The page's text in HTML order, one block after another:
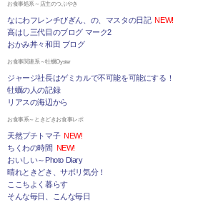
お食事処系～店主のつぶやき
なにわフレンチびぎん、の、マスタの日記 NEW!
高はし三代目のブログ マーク2
おかみ丼々和田 ブログ
お食事関連系～牡蠣Oyster
ジャージ社長はゲミカルで不可能を可能にする！
牡蠣の人の記録
リアスの海辺から
お食事系～ときどきお食事レポ
天然プチトマ子 NEW!
ちくわの時間 NEW!
おいしい～Photo Diary
晴れときどき、サボリ気分！
ここちよく暮らす
そんな毎日、こんな毎日